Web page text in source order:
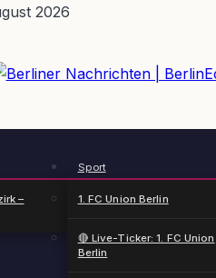
2026
–
Sport
1. FC Union Berlin
🔴 Live-Ticker: 1. FC Union
Berlin